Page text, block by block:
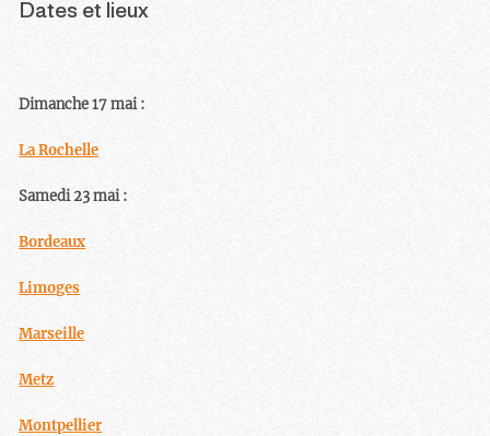
Dates et lieux
Dimanche 17 mai :
La Rochelle
Samedi 23 mai :
Bordeaux
Limoges
Marseille
Metz
Montpellier